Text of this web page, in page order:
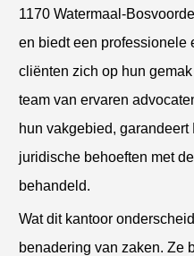
1170 Watermaal-
en biedt een professionele
cliënten zich op hun
team van ervaren
hun vakgebied,
juridische behoeften met
behandeld.
Wat dit kantoor
benadering van zaken. Ze